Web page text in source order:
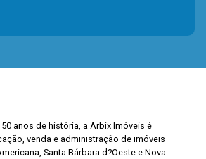
anos de história, a Arbix Imóveis é
venda e administração de imóveis
Santa Bárbara d?Oeste e Nova